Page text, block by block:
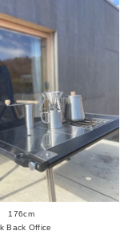
176cm
Back Office